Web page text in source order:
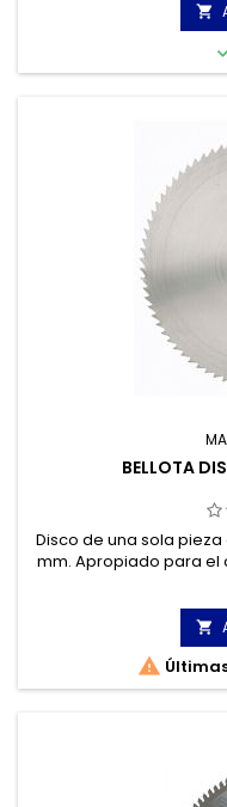

BELLOTA
Disco de una sola
mm. Apropiado para el
metales no

